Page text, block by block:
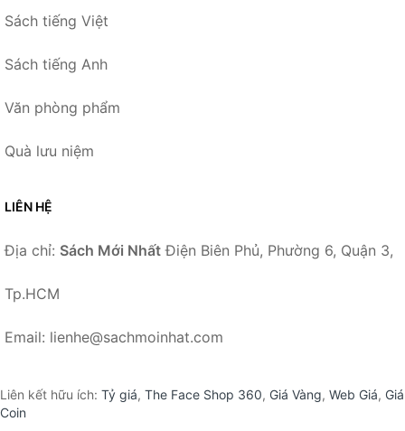
Sách tiếng Việt
Sách tiếng Anh
Văn phòng phẩm
Quà lưu niệm
LIÊN HỆ
Địa chỉ: Sách Mới Nhất Điện Biên Phủ, Phường 6, Quận 3,
Tp.HCM
Email: lienhe@sachmoinhat.com
Liên kết hữu ích: Tỷ giá, The Face Shop 360, Giá Vàng, Web Giá, Giá
Coin